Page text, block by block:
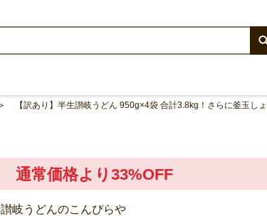
【訳あり】半生讃岐うどん 950g×4袋 合計3.8kg！さらに釜玉し
通常価格より33%OFF
讃岐うどんのこんぴらや